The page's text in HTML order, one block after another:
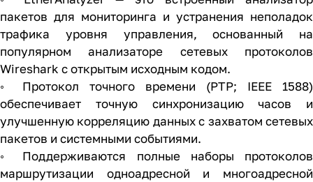
пакетов для мониторинга и устранения неполадок
трафика уровня управления, основанный на
популярном анализаторе сетевых протоколов
Wireshark с открытым исходным кодом.
◦ Протокол точного времени (PTP; IEEE 1588)
обеспечивает точную синхронизацию часов и
улучшенную корреляцию данных с захватом сетевых
пакетов и системными событиями.
◦ Поддерживаются полные наборы протоколов
маршрутизации одноадресной и многоадресной